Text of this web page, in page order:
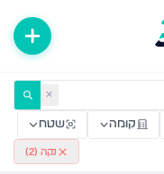
היחיד ✕
קומה שטח
נקה (2
)